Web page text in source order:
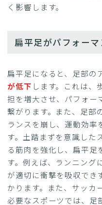
く影響します。
扁平足がパフォー
扁平足になると、足部の
が低下 します。これは、
担を増大させ、パフォー
繋がります。また、足部
ランスを崩し、運動効率
す。土踏まずを意識した
る筋肉を強化し、扁平足
す。例えば、ランニング
が適切に衝撃を吸収でき
かります。また、サッカ
必要なスポーツでは、足